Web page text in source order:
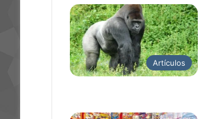
Artículos